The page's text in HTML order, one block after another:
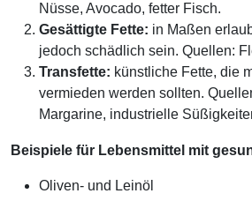
Nüsse, Avocado, fetter Fisch.
Gesättigte Fette: in Maßen
jedoch schädlich sein. Quellen:
Transfette: künstliche Fette, die
vermieden werden sollten.
Margarine, industrielle
Beispiele für Lebensmittel mit
Oliven- und Leinöl